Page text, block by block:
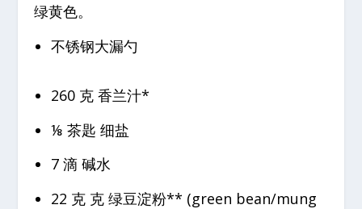
绿黄色。
不锈钢大漏勺
260 克 香兰汁*
⅛ 茶匙 细盐
7 滴 碱水
22 克 克 绿豆淀粉** (green bean/mung